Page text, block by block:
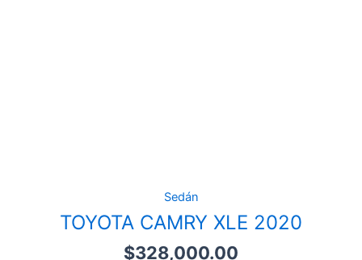
Sedán
TOYOTA CAMRY XLE 2020
$328,000.00